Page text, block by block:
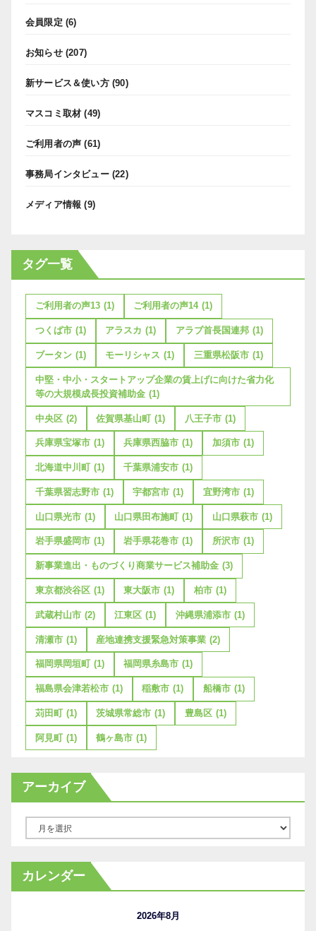
会員限定 (6)
お知らせ(207)
新サービス＆使い方(90)
マスコミ取材 (49)
ご利用者の声 (61)
事務局インタビュー(22)
メディア情報 (9)
タグ一覧
ご利用者の声13 (1) ご利用者の声14 (1)
つくば市 (1) アラスカ (1) アラブ首長国連邦 (1)
ブータン (1) モーリシャス (1) 三重県松阪市 (1)
中堅・中小・スタートアップ企業の賃上げに向けた省力化
等の大規模成長投資補助金 (1)
中央区 (2) 佐賀県基山町 (1) 八王子市 (1)
兵庫県宝塚市 (1) 兵庫県西脇市 (1) 加須市 (1)
北海道中川町 (1) 千葉県浦安市 (1)
千葉県習志野市 (1) 宇都宮市 (1) 宜野湾市 (1)
山口県光市 (1) 山口県田布施町 (1) 山口県萩市 (1)
岩手県盛岡市 (1) 岩手県花巻市 (1) 所沢市 (1)
新事業進出・ものづくり商業サービス補助金 (3)
東京都渋谷区 (1) 東大阪市 (1) 柏市 (1)
武蔵村山市 (2) 江東区 (1) 沖縄県浦添市 (1)
清瀬市 (1) 産地連携支援緊急対策事業 (2)
福岡県岡垣町 (1) 福岡県糸島市 (1)
福島県会津若松市 (1) 稲敷市 (1) 船橋市 (1)
苅田町 (1) 茨城県常総市 (1) 豊島区 (1)
阿見町 (1) 鶴ヶ島市 (1)
アーカイブ
カ
イ
カレンダー
2026年8月